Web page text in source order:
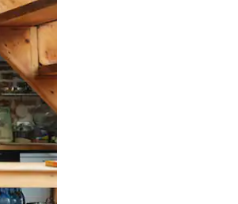
oder Wischgesten.